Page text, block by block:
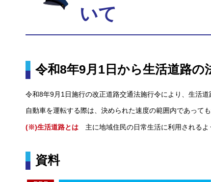
いて
令和8年9月1日から生活道路
令和8年9月1日施行の改正道路交通法施行令により、生活道
自動車を運転する際は、決められた速度の範囲内であって
(※)生活道路とは 主に地域住民の日常生活に利用される
資料